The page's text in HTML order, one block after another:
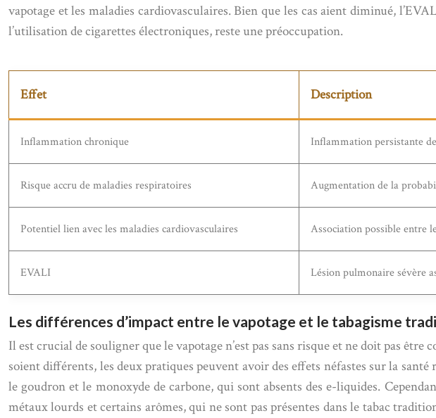
vapotage et les maladies cardiovasculaires. Bien que les cas aient diminué,
l’utilisation de cigarettes électroniques, reste une préoccupation.
Effet Description
Inflammation chronique Inflammation persistante
Risque accru de maladies respiratoires Augmentation de la
Potentiel lien avec les maladies cardiovasculaires Association possible entre
EVALI Lésion pulmonaire sévère
Les différences d’impact entre le vapotage et le tabagisme
Il est crucial de souligner que le vapotage n’est pas sans risque et ne doit pas
soient différents, les deux pratiques peuvent avoir des effets néfastes sur la
le goudron et le monoxyde de carbone, qui sont absents des e-liquides.
métaux lourds et certains arômes, qui ne sont pas présentes dans le tabac